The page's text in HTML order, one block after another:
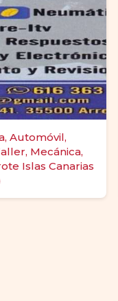
Automóvil,
Mecánica,
Islas Canarias